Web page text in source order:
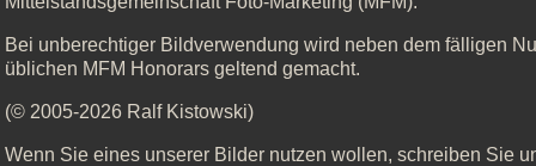
Bei unberechtiger Bildverwendung wird neben dem fälligen
üblichen MFM Honorars geltend gemacht.
(© 2005-2026 Ralf Kistowski)
Wenn Sie eines unserer Bilder nutzen wollen, schreiben Sie